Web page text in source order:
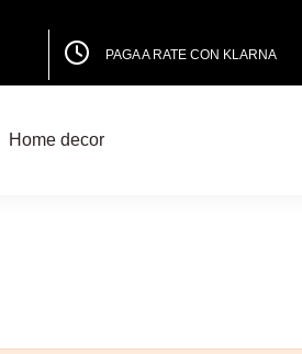
PAGA A RATE CON KLARNA
Home decor